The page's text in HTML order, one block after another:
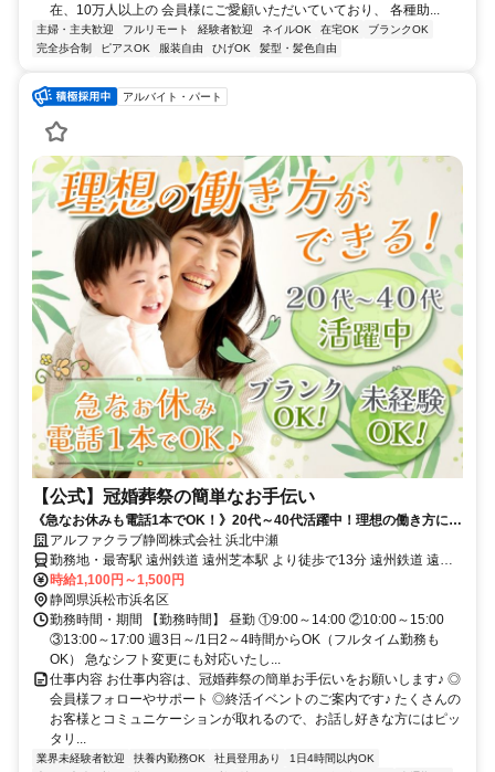
在、10万人以上の 会員様にご愛顧いただいていており、 各種助...
主婦・主夫歓迎 フルリモート 経験者歓迎 ネイルOK 在宅OK
ブランクOK
完全歩合制
ピアスOK 服装自由 ひげOK 髪型・髪色自由
アルバイト・パート
【公式】冠婚葬祭の簡単なお手伝い
《急なお休みも電話1本でOK！》20代～40代活躍中！理想の働き方に出
会える！未経験OK！しゅふ活躍中！
アルファクラブ静岡株式会社 浜北中瀬
勤務地・最寄駅 遠州鉄道 遠州芝本駅 より徒歩で13分 遠州鉄道 遠州
岩水寺駅 から車で6分
時給1,100円～1,500円
静岡県浜松市浜名区
勤務時間・期間 【勤務時間】 昼勤 ①9:00～14:00 ②10:00～15:00
③13:00～17:00 週3日～/1日2～4時間からOK（フルタイム勤務も
OK） 急なシフト変更にも対応いたし...
仕事内容 お仕事内容は、冠婚葬祭の簡単お手伝いをお願いします♪ ◎
会員様フォローやサポート ◎終活イベントのご案内です♪ たくさんの
お客様とコミュニケーションが取れるので、お話し好きな方にはピッ
タリ...
業界未経験者歓迎 扶養内勤務OK 社員登用あり
1日4時間以内OK